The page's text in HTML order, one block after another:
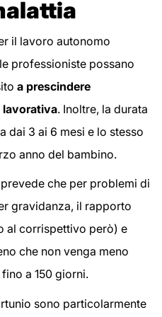
il lavoro autonomo
professioniste possano
a prescindere
. Inoltre, la durata
dai 3 ai 6 mesi e lo stesso
anno del bambino.
che per problemi di
gravidanza, il rapporto
al corrispettivo però) e
che non venga meno
a 150 giorni.
sono particolarmente